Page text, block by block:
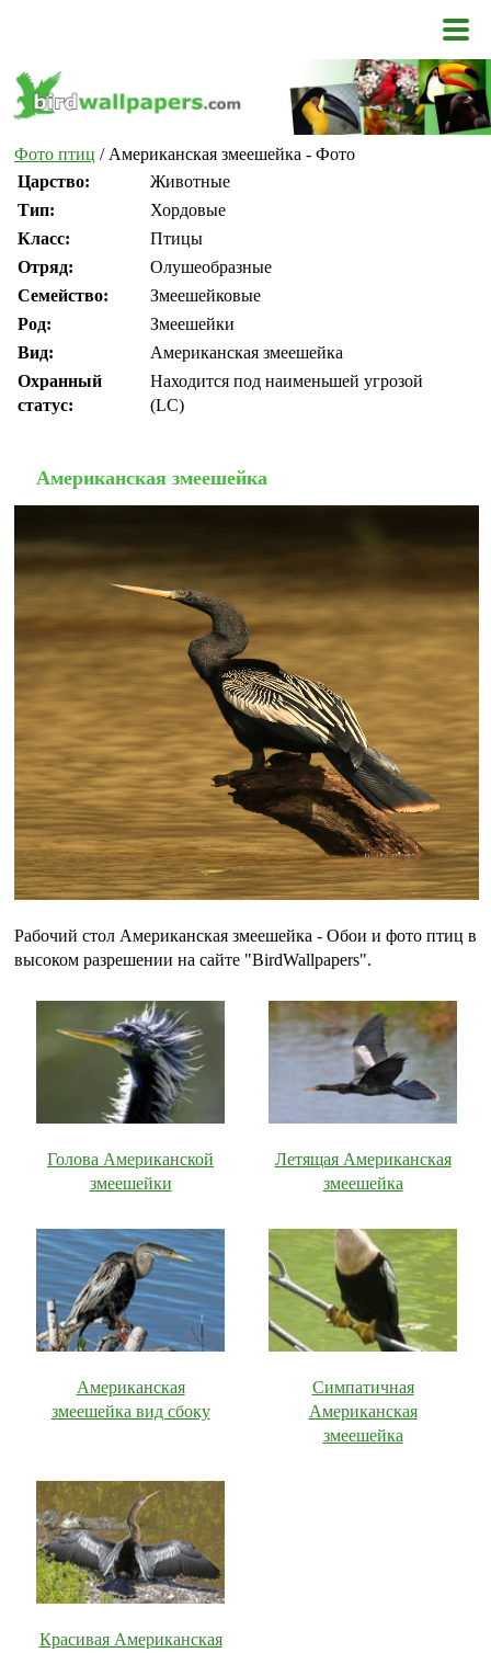
Фото птиц / Американская змеешейка - Фото
Царство:
Животные
Тип:
Хордовые
Класс:
Птицы
Отряд:
Олушеобразные
Семейство:
Змеешейковые
Род:
Змеешейки
Вид:
Американская змеешейка
Охранный
статус:
Находится под наименьшей угрозой
(LC)
Американская змеешейка
Рабочий стол Американская змеешейка - Обои и фото птиц в
высоком разрешении на сайте "BirdWallpapers".
Голова Американской
змеешейки
Летящая Американская
змеешейка
Американская
змеешейка вид сбоку
Симпатичная
Американская
змеешейка
Красивая Американская